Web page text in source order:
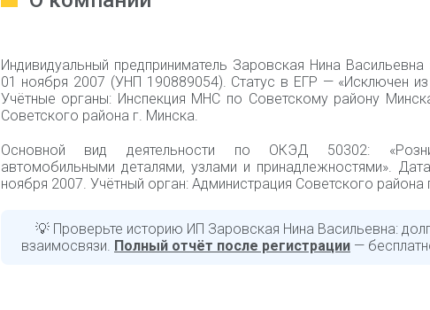
Индивидуальный предприниматель Заровская Нина Васильевна
01 ноября 2007 (УНП 190889054). Статус в ЕГР — «Исключен
Учётные органы: Инспекция МНС по Советскому району
Советского района г. Минска.
Основной вид деятельности по ОКЭД 50302:
автомобильными деталями, узлами и принадлежностями».
ноября 2007. Учётный орган: Администрация Советского района
💡 Проверьте историю ИП Заровская Нина Васильевна:
взаимосвязи. Полный отчёт после регистрации —